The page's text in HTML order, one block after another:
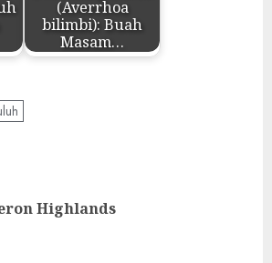
(Averrhoa
bilimbi): Buah
Masam…
Highlands